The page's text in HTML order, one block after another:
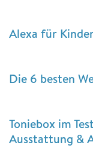
Alexa für
Die 6 besten
Toniebox im
Ausstattung &